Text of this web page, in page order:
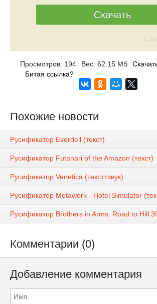
Скачать
С
Просмотров: 194 Вес: 62.15 Мб
Битая ссылка?
Похожие новости
Русификатор Everdell (текст)
Русификатор Futanari of the Amazon (текст)
Русификатор Venetica (текст+звук)
Русификатор Metawork - Hotel Simulator
Русификатор Brothers in Arms: Road to Hill
Комментарии (0)
Добавление комментария